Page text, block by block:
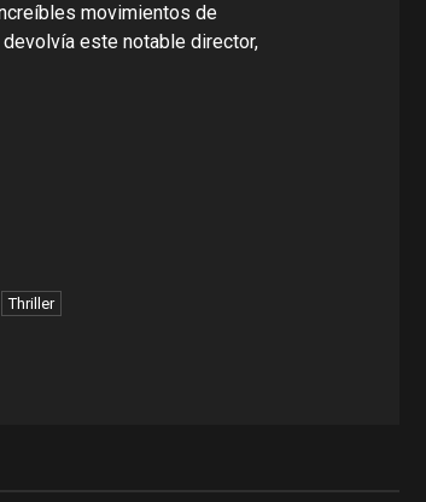
movimientos de
este notable director,
Thriller